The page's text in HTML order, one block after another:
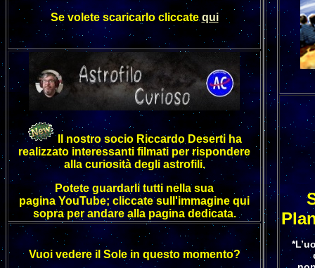
Se volete scaricarlo cliccatequi
Il nostro socio Riccardo Deserti ha
realizzato interessanti filmati per rispondere
alla curiosità degli astrofili.
Potete guardarli tutti nella sua
pagina YouTube; cliccate sull'immagine qui
sopra per andare alla pagina dedicata.
Vuoi vedere il Sole in questo momento?